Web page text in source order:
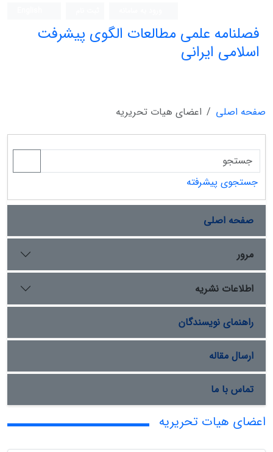
فصلنامه علمی مطالعات الگوی پیشرفت
اسلامی ایرانی
صفحه اصلی اعضای هیات تحریریه
جستجوی پیشرفته
صفحه اصلی
مرور
اطلاعات نشریه
راهنمای نویسندگان
ارسال مقاله
تماس با ما
اعضای هیات تحریریه